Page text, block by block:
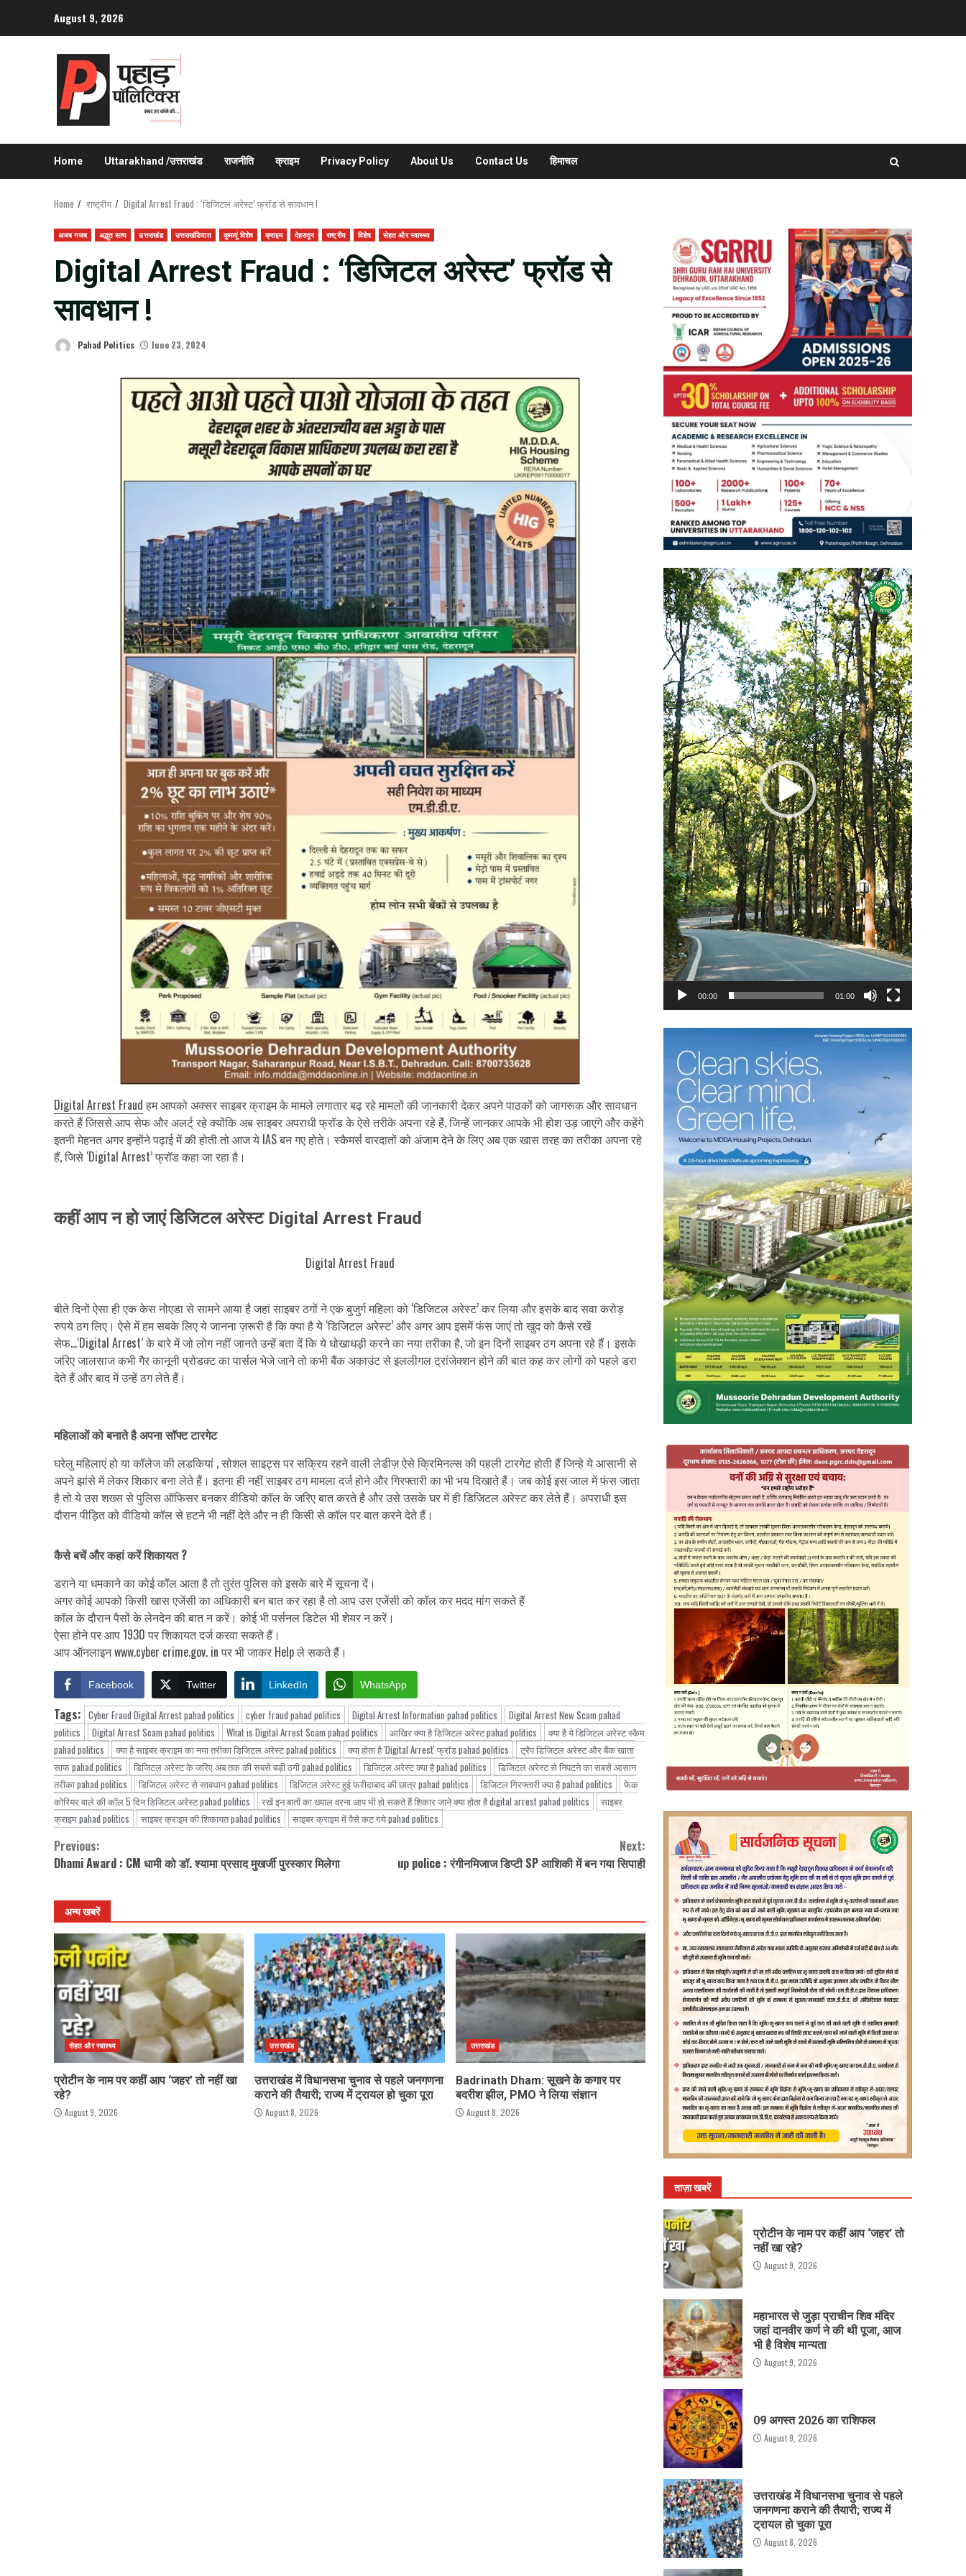
August 9, 2026
Home Uttarakhand /उत्तराखंड राजनीति क्राइम Privacy Policy About Us Contact Us हिमाचल
Home राष्ट्रीय Digital Arrest Fraud : ‘डिजिटल अरेस्ट’ फ्रॉड से सावधान !
अजब गजब अद्भुत सत्य उत्तराखंड उत्तराखंडियात कुमायूं विशेष क्राइम देहरादून राष्ट्रीय विशेष सेहत और स्वास्थ्य
Digital Arrest Fraud : ‘डिजिटल अरेस्ट’ फ्रॉड से
सावधान !
Pahad Politics June 23, 2024
Digital Arrest Fraud हम आपको अक्सर साइबर क्राइम के मामले लगातार बढ़ रहे मामलों की जानकारी देकर अपने पाठकों को जागरूक और सावधान
करते हैं जिससे आप सेफ और अलर्ट् रहे क्योंकि अब साइबर अपराधी फ्रॉड के ऐसे तरीके अपना रहे हैं, जिन्हें जानकर आपके भी होश उड़ जाएंगे और कहेंगे
इतनी मेहनत अगर इन्होंने पढ़ाई में की होती तो आज ये IAS बन गए होते। स्कैमर्स वारदातों को अंजाम देने के लिए अब एक खास तरह का तरीका अपना रहे
हैं, जिसे ‘Digital Arrest’ फ्रॉड कहा जा रहा है।
कहीं आप न हो जाएं डिजिटल अरेस्ट Digital Arrest Fraud
Digital Arrest Fraud
बीते दिनों ऐसा ही एक केस नोएडा से सामने आया है जहां साइबर ठगों ने एक बुजुर्ग महिला को ‘डिजिटल अरेस्ट’ कर लिया और इसके बाद सवा करोड़
रुपये ठग लिए। ऐसे में हम सबके लिए ये जानना ज़रूरी है कि क्या है ये ‘डिजिटल अरेस्ट’ और अगर आप इसमें फंस जाएं तो खुद को कैसे रखें
सेफ…‘Digital Arrest’ के बारे में जो लोग नहीं जानते उन्हें बता दें कि ये धोखाधड़ी करने का नया तरीका है, जो इन दिनों साइबर ठग अपना रहे हैं। इसके
जरिए जालसाज कभी गैर कानूनी प्रोडक्ट का पार्सल भेजे जाने तो कभी बैंक अकाउंट से इललीगल ट्रांजेक्शन होने की बात कह कर लोगों को पहले डरा
देते हैं और बाद में उन्हें ठग लेते हैं।
महिलाओं को बनाते है अपना सॉफ्ट टारगेट
घरेलु महिलाएं हो या कॉलेज की लडकियां , सोशल साइट्स पर सक्रिय रहने वाली लेडीज़ ऐसे क्रिमिनल्स की पहली टारगेट होती हैं जिन्हे ये आसानी से
अपने झांसे में लेकर शिकार बना लेते हैं। इतना ही नहीं साइबर ठग मामला दर्ज होने और गिरफ्तारी का भी भय दिखाते हैं। जब कोई इस जाल में फंस जाता
है तो ये उस शख्स से पुलिस ऑफिसर बनकर वीडियो कॉल के जरिए बात करते है और उसे उसके घर में ही डिजिटल अरेस्ट कर लेते हैं। अपराधी इस
दौरान पीड़ित को वीडियो कॉल से हटने भी नहीं देते और न ही किसी से कॉल पर बात करने देते हैं।
कैसे बचें और कहां करें शिकायत ?
डराने या धमकाने का कोई कॉल आता है तो तुरंत पुलिस को इसके बारे में सूचना दें।
अगर कोई आपको किसी खास एजेंसी का अधिकारी बन बात कर रहा है तो आप उस एजेंसी को कॉल कर मदद मांग सकते हैं
कॉल के दौरान पैसों के लेनदेन की बात न करें। कोई भी पर्सनल डिटेल भी शेयर न करें।
ऐसा होने पर आप 1930 पर शिकायत दर्ज करवा सकते हैं।
आप ऑनलाइन www.cyber crime.gov. in पर भी जाकर Help ले सकते हैं।
Facebook Twitter LinkedIn WhatsApp
Tags: Cyber Fraud Digital Arrest pahad politics cyber fraud pahad politics Digital Arrest Information pahad politics
Digital Arrest New Scam pahad
politics
Digital Arrest Scam pahad politics What is Digital Arrest Scam pahad politics आखिर क्या है डिजिटल अरेस्ट pahad politics
क्या है ये डिजिटल अरेस्ट स्कैम
pahad politics
क्या है साइबर क्राइम का नया तरीका डिजिटल अरेस्ट pahad politics क्या होता है 'Digital Arrest' फ्रॉड pahad politics
ट्रैप डिजिटल अरेस्ट और बैंक खाता
साफ pahad politics
डिजिटल अरेस्ट के जरिए अब तक की सबसे बड़ी ठगी pahad politics डिजिटल अरेस्ट क्या है pahad politics
डिजिटल अरेस्ट से निपटने का सबसे आसान
तरीका pahad politics
डिजिटल अरेस्ट से सावधान pahad politics डिजिटल अरेस्ट हुई फरीदाबाद की छात्र pahad politics डिजिटल गिरफ्तारी क्या है pahad politics
फेक
कोरियर वाले की कॉल 5 दिन डिजिटल अरेस्ट pahad politics
रखें इन बातों का ख्याल वरना आप भी हो सकते हैं शिकार जाने क्या होता है digital arrest pahad politics
साइबर
क्राइम pahad politics
साइबर क्राइम की शिकायत pahad politics साइबर क्राइम में पैसे कट गये pahad politics
Continue
Previous:
Dhami Award : CM धामी को डॉ. श्यामा प्रसाद मुखर्जी पुरस्कार मिलेगा
Next:
up police : रंगीनमिजाज डिप्टी SP आशिकी में बन गया सिपाही
अन्य खबरें
सेहत और स्वास्थ्य
प्रोटीन के नाम पर कहीं आप ‘जहर’ तो नहीं खा
रहे?
August 9, 2026
उत्तराखंड
उत्तराखंड में विधानसभा चुनाव से पहले जनगणना
कराने की तैयारी; राज्य में ट्रायल हो चुका पूरा
August 8, 2026
उत्तराखंड
Badrinath Dham: सूखने के कगार पर
बदरीश झील, PMO ने लिया संज्ञान
August 8, 2026
Video
Player
00:00 01:00
ताज़ा खबरें
प्रोटीन के नाम पर कहीं आप ‘जहर’ तो
नहीं खा रहे?
August 9, 2026
महाभारत से जुड़ा प्राचीन शिव मंदिर
जहां दानवीर कर्ण ने की थी पूजा, आज
भी है विशेष मान्यता
August 9, 2026
09 अगस्त 2026 का राशिफल
August 9, 2026
उत्तराखंड में विधानसभा चुनाव से पहले
जनगणना कराने की तैयारी; राज्य में
ट्रायल हो चुका पूरा
August 8, 2026